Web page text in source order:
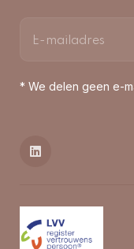
* We delen geen e-